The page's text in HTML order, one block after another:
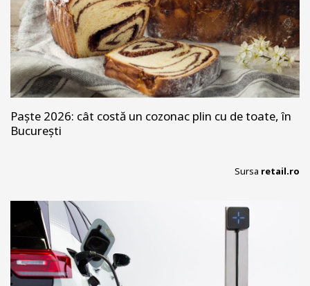
Paște 2026: cât costă un cozonac plin cu de toate, în
București
Sursa retail.ro